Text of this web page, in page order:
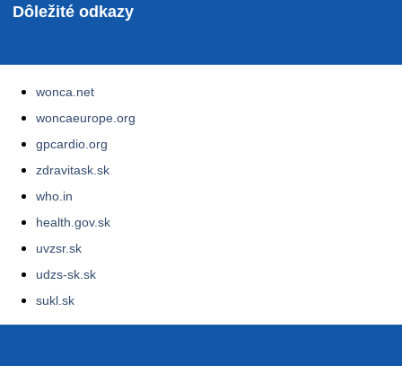
Dôležité odkazy
wonca.net
woncaeurope.org
gpcardio.org
zdravitask.sk
who.in
health.gov.sk
uvzsr.sk
udzs-sk.sk
sukl.sk